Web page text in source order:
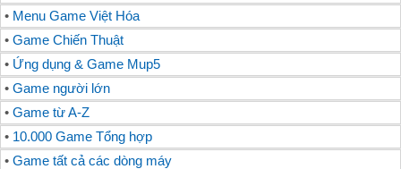
• Menu Game Việt Hóa
• Game Chiến Thuật
• Ứng dụng & Game Mup5
• Game người lớn
• Game từ A-Z
• 10.000 Game Tổng hợp
• Game tất cả các dòng máy